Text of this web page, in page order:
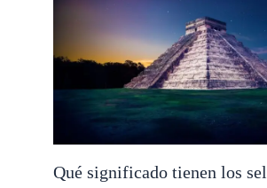
Qué significado tienen los